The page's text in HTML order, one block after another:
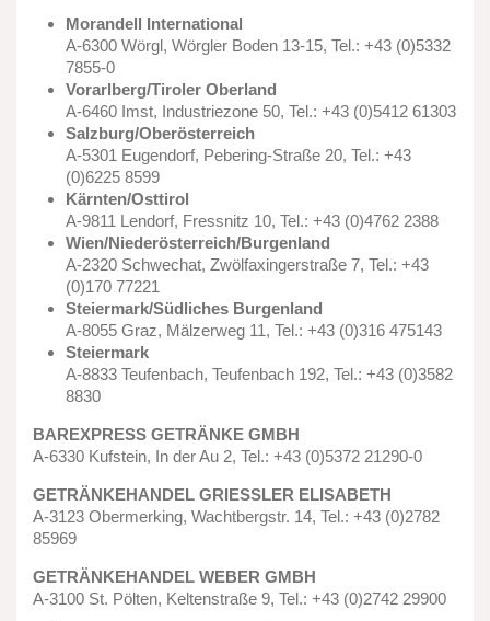
Morandell International
A-6300 Wörgl, Wörgler Boden 13-15, Tel.: +43 (0)5332
7855-0
Vorarlberg/Tiroler Oberland
A-6460 Imst, Industriezone 50, Tel.: +43 (0)5412 61303
Salzburg/Oberösterreich
A-5301 Eugendorf, Pebering-Straße 20, Tel.: +43
(0)6225 8599
Kärnten/Osttirol
A-9811 Lendorf, Fressnitz 10, Tel.: +43 (0)4762 2388
Wien/Niederösterreich/Burgenland
A-2320 Schwechat, Zwölfaxingerstraße 7, Tel.: +43
(0)170 77221
Steiermark/Südliches Burgenland
A-8055 Graz, Mälzerweg 11, Tel.: +43 (0)316 475143
Steiermark
A-8833 Teufenbach, Teufenbach 192, Tel.: +43 (0)3582
8830
BAREXPRESS GETRÄNKE GMBH
A-6330 Kufstein, In der Au 2, Tel.: +43 (0)5372 21290-0
GETRÄNKEHANDEL GRIESSLER ELISABETH
A-3123 Obermerking, Wachtbergstr. 14, Tel.: +43 (0)2782
85969
GETRÄNKEHANDEL WEBER GMBH
A-3100 St. Pölten, Keltenstraße 9, Tel.: +43 (0)2742 29900